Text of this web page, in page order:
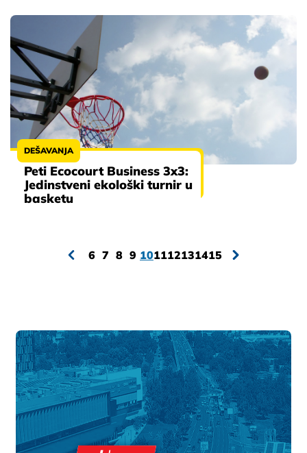
DEŠAVANJA
Peti Ecocourt Business 3x3:
Jedinstveni ekološki turnir u
basketu
6 7 8 9 101112131415